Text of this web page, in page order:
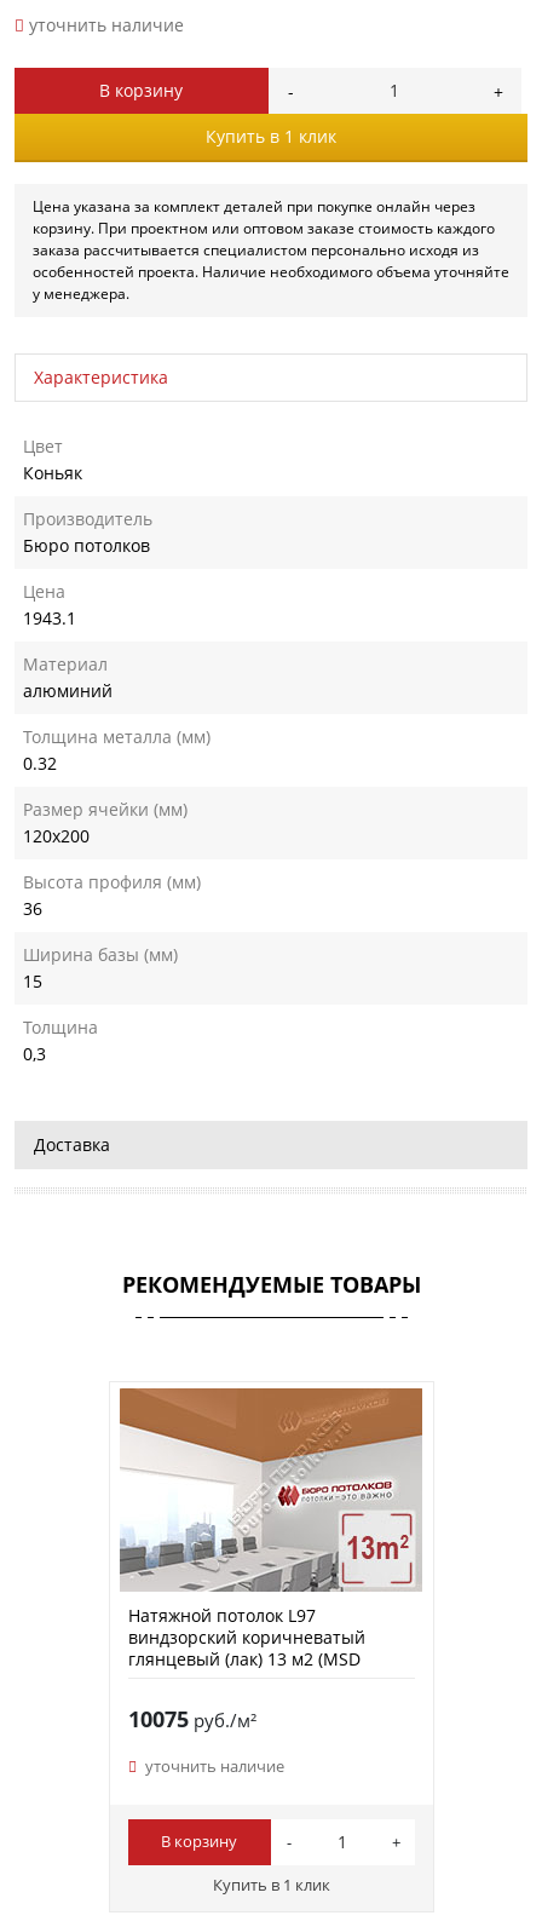
уточнить наличие
В корзину
Купить в 1 клик
Цена указана за комплект деталей при покупке онлайн через
корзину. При проектном или оптовом заказе стоимость каждого
заказа рассчитывается специалистом персонально исходя из
особенностей проекта. Наличие необходимого объема уточняйте
у менеджера.
Характеристика
Цвет
Коньяк
Производитель
Бюро потолков
Цена
1943.1
Материал
алюминий
Толщина металла (мм)
0.32
Размер ячейки (мм)
120х200
Высота профиля (мм)
36
Ширина базы (мм)
15
Толщина
0,3
Доставка
РЕКОМЕНДУЕМЫЕ ТОВАРЫ
Натяжной потолок L97
виндзорский коричневатый
глянцевый (лак) 13 м2 (MSD
10075руб./м²
уточнить наличие
В корзину
Купить в 1 клик